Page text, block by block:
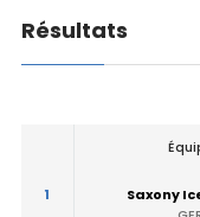
Résultats
1
Saxony